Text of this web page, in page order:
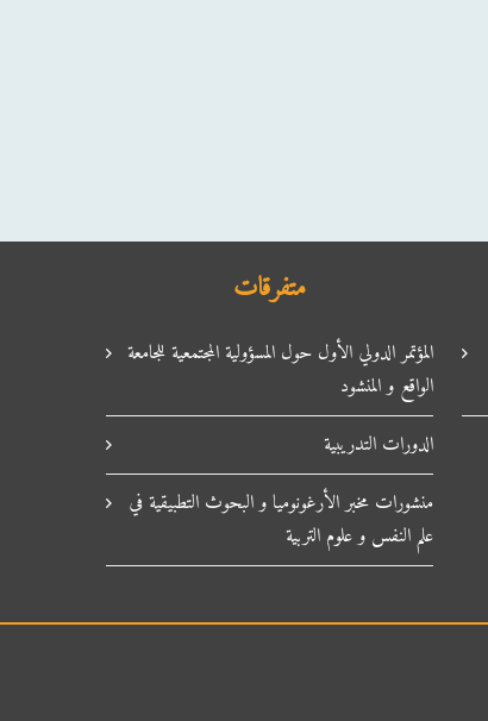
متفرقات
المؤتمر الدولي الأول حول المسؤولية المجتمعية للجامعة
الواقع و المنشود
الدورات التدريبية
منشورات مخبر الأرغونوميا و البحوث التطبيقية في
علم النفس و علوم التربية